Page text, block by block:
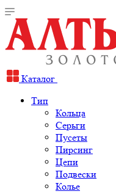
Каталог
Тип
Кольца
Серьги
Пусеты
Пирсинг
Цепи
Подвески
Колье